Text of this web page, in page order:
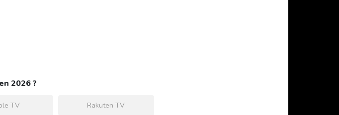
2026 ?
TV Rakuten TV